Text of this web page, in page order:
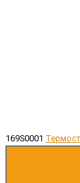
169S0001